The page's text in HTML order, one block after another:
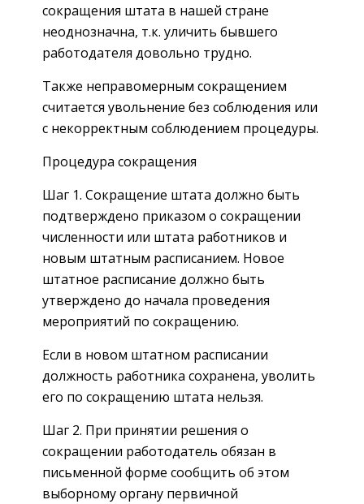
сокращения штата в нашей стране
неоднозначна, т.к. уличить бывшего
работодателя довольно трудно.
Также неправомерным сокращением
считается увольнение без соблюдения или
с некорректным соблюдением процедуры.
Процедура сокращения
Шаг 1. Сокращение штата должно быть
подтверждено приказом о сокращении
численности или штата работников и
новым штатным расписанием. Новое
штатное расписание должно быть
утверждено до начала проведения
мероприятий по сокращению.
Если в новом штатном расписании
должность работника сохранена, уволить
его по сокращению штата нельзя.
Шаг 2. При принятии решения о
сокращении работодатель обязан в
письменной форме сообщить об этом
выборному органу первичной